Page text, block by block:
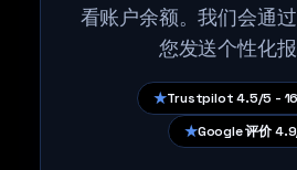
看账户余额。我们会通
您发送个性化报
★Trustpilot 4.5/5 - 16
★Google 评价